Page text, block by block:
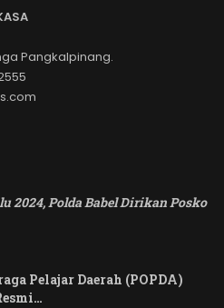
Pangkalpinang.
2024, Polda Babel Dirikan Posko
Pelajar Daerah (POPDA)